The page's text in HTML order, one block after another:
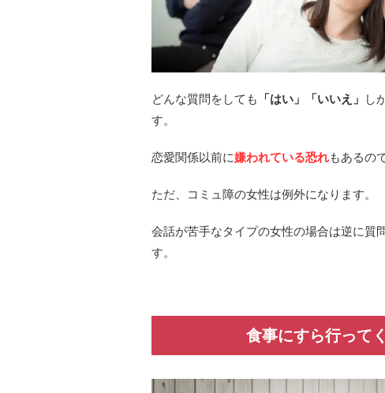
どんな質問をしても 「はい」「いいえ」 し
す。
恋愛関係以前に嫌われている恐れもあるの
ただ、コミュ障の女性は例外になります。
会話が苦手なタイプの女性の場合は逆に質
す。
食事にすら行って